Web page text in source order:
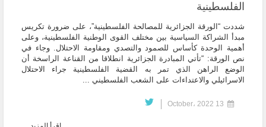
الفلسطينية
شددت “الورقة الجزائرية للمصالحة الفلسطينية”، على ضرورة تكريس
مبدأ الشراكة السياسية بين مختلف القوى الوطنية الفلسطينية، وعلى
أهمية الوحدة كأساس للصمود والتصدي ومقاومة الاحتلال. وجاء في
نص الورقة: “تأتي المبادرة الجزائرية انطلاقا من القناعة الراسخة أن
الوضع الراهن الذي تمر به القضية الفلسطينية جراء الاحتلال
الاسرائيلي والاعتداءات على الشعب الفلسطيني ...